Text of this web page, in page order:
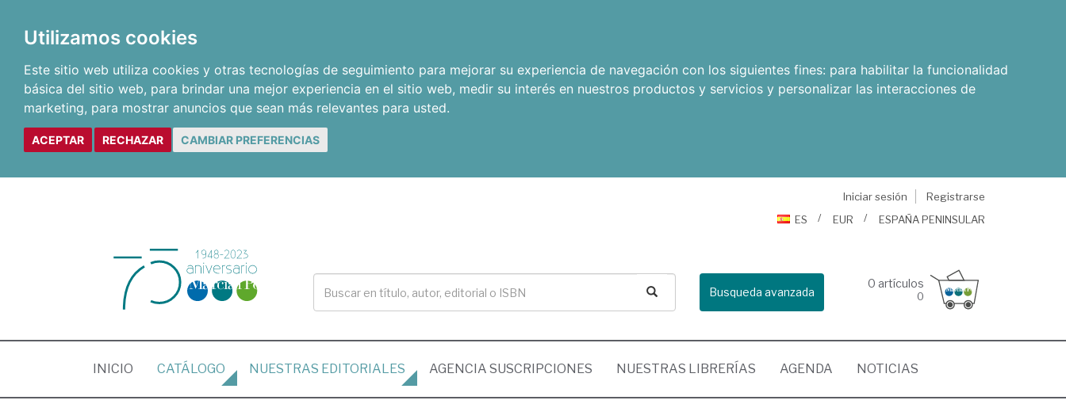
Utilizamos cookies
Este sitio web utiliza cookies y otras tecnologías de seguimiento para mejorar su experiencia de navegación con los siguientes fines: para habilitar la funcionalidad
básica del sitio web, para brindar una mejor experiencia en el sitio web, medir su interés en nuestros productos y servicios y personalizar las interacciones de
marketing, para mostrar anuncios que sean más relevantes para usted.
ACEPTAR RECHAZAR CAMBIAR PREFERENCIAS
Iniciar sesión
Registrarse
ES
EUR ESPAÑA PENINSULAR
Busqueda avanzada
0 artículos
0
INICIO (CURRENT)
CATÁLOGO NUESTRAS EDITORIALES AGENCIA SUSCRIPCIONES NUESTRAS LIBRERÍAS AGENDA NOTICIAS